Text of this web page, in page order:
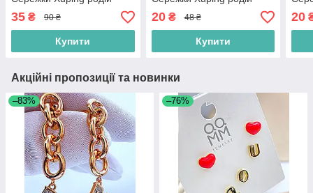
35 ₴ 90 ₴
Купити
20₴ 48 ₴
Купити
20
Акційні пропозиції та новинки
–83% –76%